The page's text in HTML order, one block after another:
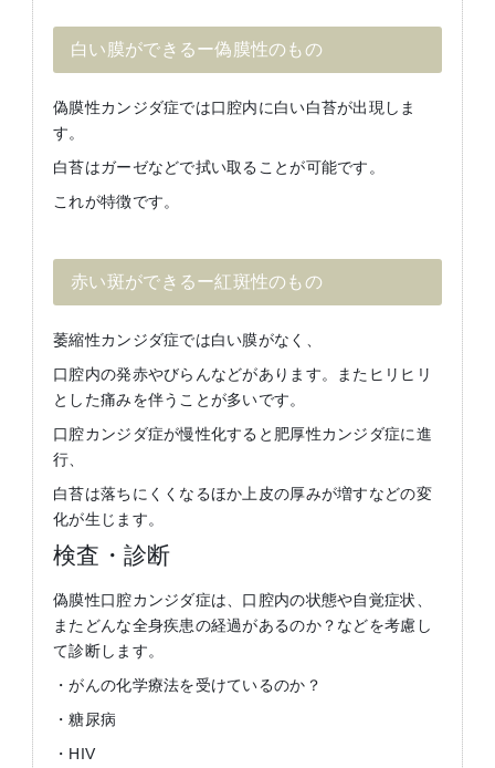
白い膜ができるー偽膜性のもの
偽膜性カンジダ症では口腔内に白い白苔が出現しま
す。
白苔はガーゼなどで拭い取ることが可能です。
これが特徴です。
赤い斑ができるー紅斑性のもの
萎縮性カンジダ症では白い膜がなく、
口腔内の発赤やびらんなどがあります。またヒリヒリ
とした痛みを伴うことが多いです。
口腔カンジダ症が慢性化すると肥厚性カンジダ症に進
行、
白苔は落ちにくくなるほか上皮の厚みが増すなどの変
化が生じます。
検査・診断
偽膜性口腔カンジダ症は、口腔内の状態や自覚症状、
またどんな全身疾患の経過があるのか？などを考慮し
て診断します。
・がんの化学療法を受けているのか？
・糖尿病
・HIV